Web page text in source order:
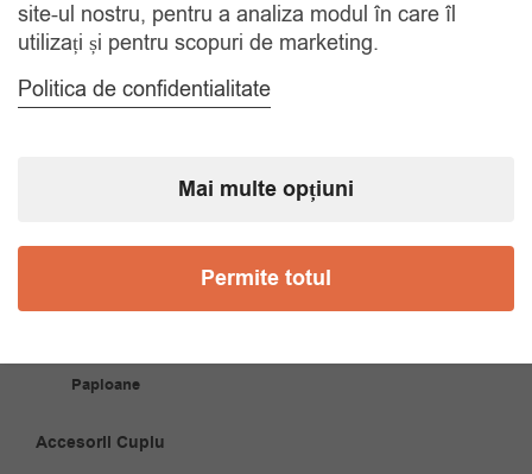
COMANDA TELEFONIC
Tel. 0770420114
Brățări
Papioane
Accesorii Cuplu
site-ul nostru, pentru a analiza modul în care îl
utilizați și pentru scopuri de marketing.
Politica de confidentialitate
Mai multe opțiuni
Permite totul